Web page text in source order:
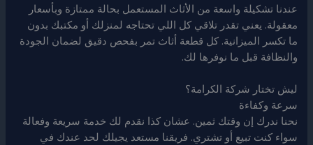
عندنا تشكيلة واسعة من الأثاث المستعمل بحالة ممتازة وبأسعار
معقولة. يعني تقدر تلاقي كل اللي تحتاجه لمنزلك أو مكتبك بدون
ما تكسر الميزانية. كل قطعة أثاث تمر بفحص دقيق لضمان الجودة
والنظافة قبل ما نوفرها لك.
ليش تختار شركة الكرامة؟
سرعة وكفاءة
نحنا ندرك إن وقتك ثمين. عشان كذا نقدم لك خدمة سريعة وفعالة
سواء كنت تبيع أو تشتري. فريقنا مستعد يجيلك لحد عندك في